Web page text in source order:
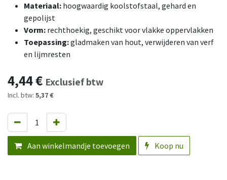
Materiaal: hoogwaardig koolstofstaal, gehard en
gepolijst
Vorm: rechthoekig, geschikt voor vlakke oppervlakken
Toepassing:gladmaken van hout, verwijderen van verf
en lijmresten
4,44€ Exclusief btw
Incl. btw: 5,37 €
Aan winkelmandje toevoegen Koop nu